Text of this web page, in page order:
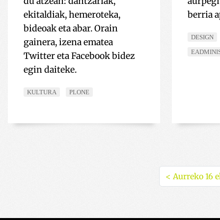
ekitaldiak, hemeroteka,
bideoak eta abar. Orain
gainera, izena ematea
Twitter eta Facebook bidez
egin daiteke.
KULTURA PLONE
berria
DESIGN
< Aurreko 16